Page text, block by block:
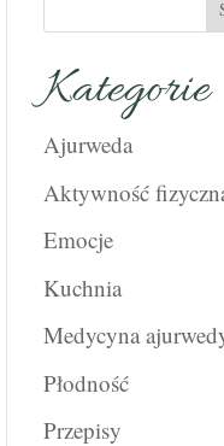
Kategorie
Ajurweda
Aktywność
Emocje
Kuchnia
Medycyna
Płodność
Przepisy